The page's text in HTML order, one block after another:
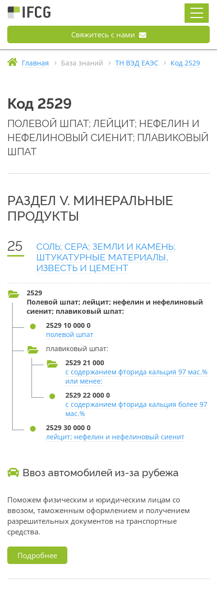
Свяжитесь с нами
Главная База знаний ТН ВЭД ЕАЭС Код 2529
Код 2529
ПОЛЕВОЙ ШПАТ; ЛЕЙЦИТ; НЕФЕЛИН И
НЕФЕЛИНОВЫЙ СИЕНИТ; ПЛАВИКОВЫЙ
ШПАТ
РАЗДЕЛ V. МИНЕРАЛЬНЫЕ
ПРОДУКТЫ
25
СОЛЬ; СЕРА; ЗЕМЛИ И КАМЕНЬ;
ШТУКАТУРНЫЕ МАТЕРИАЛЫ,
ИЗВЕСТЬ И ЦЕМЕНТ
2529
Полевой шпат; лейцит; нефелин и нефелиновый
сиенит; плавиковый шпат:
2529 10 000 0
полевой шпат
плавиковый шпат:
2529 21 000
с содержанием фторида кальция 97 мас.%
или менее:
2529 22 000 0
с содержанием фторида кальция более 97
мас.%
2529 30 000 0
лейцит; нефелин и нефелиновый сиенит
Ввоз автомобилей из-за рубежа
Поможем физическим и юридическим лицам со
ввозом, таможенным оформлением и получением
разрешительных документов на транспортные
средства.
Подробнее